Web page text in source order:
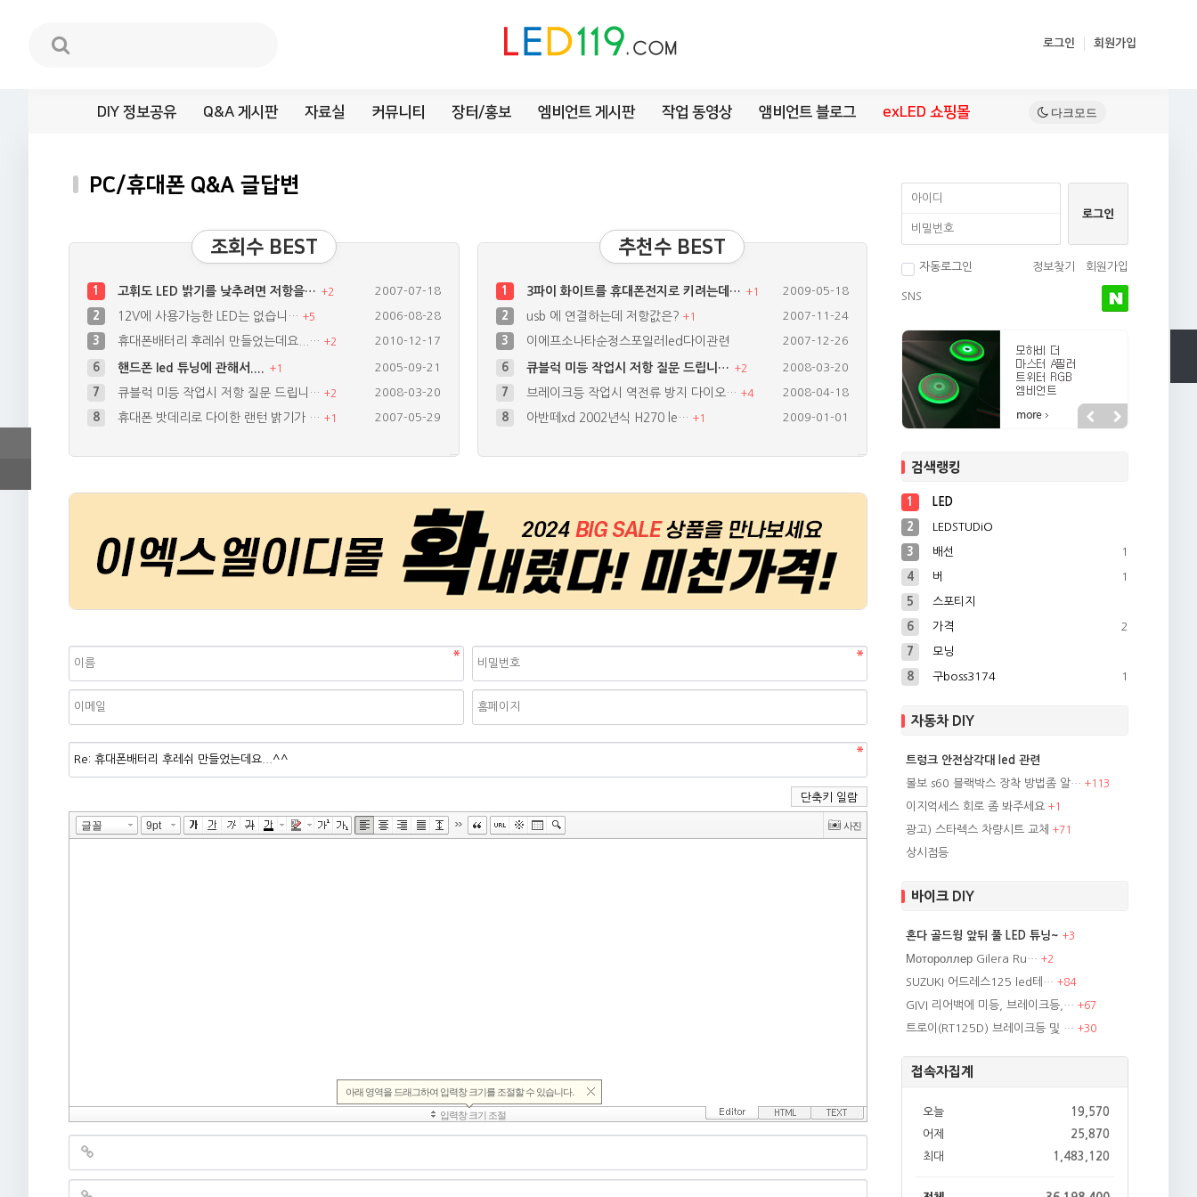
로그인 회원가입
DIY 정보공유 Q&A 게시판 자료실 커뮤니티 장터/홍보 엠비언트 게시판 작업 동영상 앰비언트 블로그 exLED 쇼핑몰
PC/휴대폰 Q&A 글답변
조회수 BEST
6 핸드폰 led 튜닝에 관해서.... +1 2005-09-21
7 큐블럭 미등 작업시 저항 질문 드립니… +2 2008-03-20
8 휴대폰 밧데리로 다이한 랜턴 밝기가 … +1 2007-05-29
4 브레이크등 작업시 역전류 방지 다이오…+4 2008-04-18
2007-12-27
1 고휘도 LED 밝기를 낮추려면 저항을… +2 2007-07-18
2 12V에 사용가능한 LED는 없습니… +5 2006-08-28
3 휴대폰배터리 후레쉬 만들었는데요...… +2 2010-12-17
추천수 BEST
6 큐블럭 미등 작업시 저항 질문 드립니… +2 2008-03-20
7 브레이크등 작업시 역전류 방지 다이오… +4 2008-04-18
8 아반떼xd 2002년식 H270 le… +1 2009-01-01
4 휴대폰으로 쓸수있는 랜턴을만들어볼까하…+1 2007-12-27
1 3파이 화이트를 휴대폰전지로 키려는데… +1 2009-05-18
2 usb 에 연결하는데 저항값은? +1 2007-11-24
3 이에프소나타순정스포일러led다이관련 2007-12-26
단축키 일람
자동로그인 정보찾기 회원가입
SNS
검색랭킹
1 LED
2 LEDSTUDiO
3 배선 1
4 버 1
5 스포티지
6 가격 2
7 모닝
8 구boss3174 1
자동차 DIY
트렁크 안전삼각대 led 관련
볼보 s60 블랙박스 장착 방법좀 알… +113
이지억세스 회로 좀 봐주세요 +1
광고) 스타렉스 차량시트 교체 +71
상시점등
바이크 DIY
혼다 골드윙 앞뒤 풀 LED 튜닝~ +3
Мотороллер Gilera Ru… +2
SUZUKI 어드레스125 led테… +84
GIVI 리어백에 미등, 브레이크등,… +67
트로이(RT125D) 브레이크등 및 … +30
접속자집계
오늘
19,570
어제
25,870
최대
1,483,120